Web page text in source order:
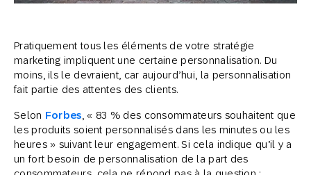
Pratiquement tous les éléments de votre stratégie
marketing impliquent une certaine personnalisation. Du
moins, ils le devraient, car aujourd’hui, la personnalisation
fait partie des attentes des clients.
Selon Forbes , « 83 % des consommateurs souhaitent que
les produits soient personnalisés dans les minutes ou les
heures » suivant leur engagement. Si cela indique qu’il y a
un fort besoin de personnalisation de la part des